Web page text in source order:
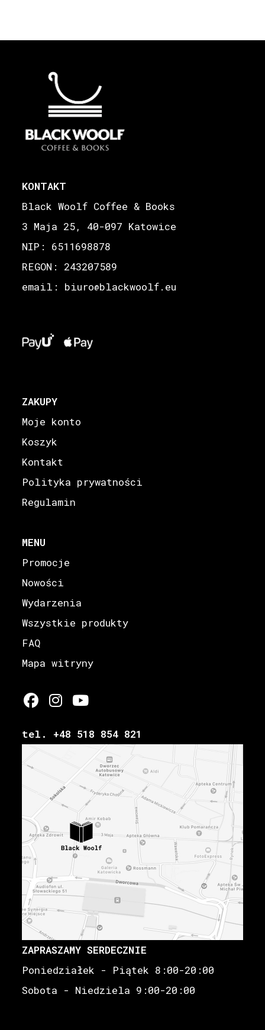
KONTAKT
Black Woolf Coffee & Books
3 Maja 25, 40-097 Katowice
NIP: 6511698878
REGON: 243207589
email: biuro@blackwoolf.eu
ZAKUPY
Moje konto
Koszyk
Kontakt
Polityka prywatności
Regulamin
MENU
Promocje
Nowości
Wydarzenia
Wszystkie produkty
FAQ
Mapa witryny
tel. +48 518 854 821
ZAPRASZAMY SERDECZNIE
Poniedziałek - Piątek 8:00-20:00
Sobota - Niedziela 9:00-20:00